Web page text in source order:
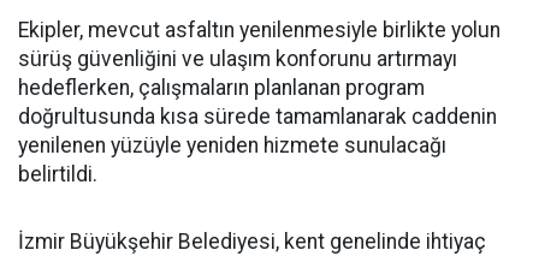
Ekipler, mevcut asfaltın yenilenmesiyle birlikte yolun
sürüş güvenliğini ve ulaşım konforunu artırmayı
hedeflerken, çalışmaların planlanan program
doğrultusunda kısa sürede tamamlanarak caddenin
yenilenen yüzüyle yeniden hizmete sunulacağı
belirtildi.
İzmir Büyükşehir Belediyesi, kent genelinde ihtiyaç